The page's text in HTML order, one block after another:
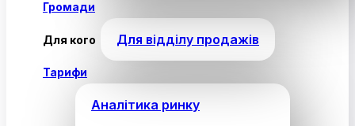
Громади
Для кого Для відділу продажів
Тарифи
Аналітика ринку